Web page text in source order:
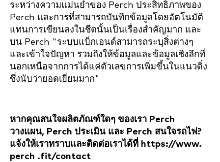
ระหว่างความแม่นยำของ Perch ประสิทธิภาพของ
Perch และการที่สามารถบันทึกข้อมูลโดยอัตโนมัติ
แทนการเขียนลงในชีตนั้นเป็นเรื่องสำคัญมาก และ
บน Perch "ระบบแบ็กเอนด์สามารถระบุสิ่งต่างๆ
และเข้าใจปัญหา รวมถึงให้ข้อมูลและข้อมูลเชิงลึกที่
นอกเหนือจากการได้แค่ตัวเลขการเพิ่มขึ้นในแนวดิ่ง
ซึ่งนับว่ายอดเยี่ยมมาก"
หากคุณสนใจผลิตภัณฑ์ใดๆ ของเรา Perch
วางแผน, Perch ประเมิน และ Perch สนใจรถไฟ?
แจ้งให้เราทราบและติดต่อเราได้ที่ https://www.
perch .fit/contact